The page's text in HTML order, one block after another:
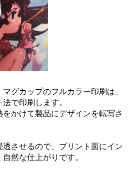
グカップのフルカラー印刷は、
で印刷します。
かけて製品にデザインを転写さ
させるので、プリント面にイン
然な仕上がりです。